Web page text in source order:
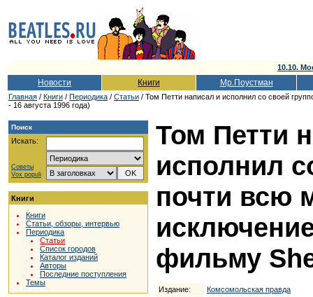
10.10.
Новости Книги Мр.Поустман
Главная / Книги / Периодика / Статьи / Том Петти написал и исполнил со своей
- 16 августа 1996 года)
Поиск
Искать:
Советы
Vox populi
Книги
Книги
Статьи, обзоры, интервью
Периодика
Статьи
Список городов
Каталог изданий
Авторы
Последние поступления
Темы
Том Петти
исполнил
почти всю
фильму
Издание:
Комсомольская правда